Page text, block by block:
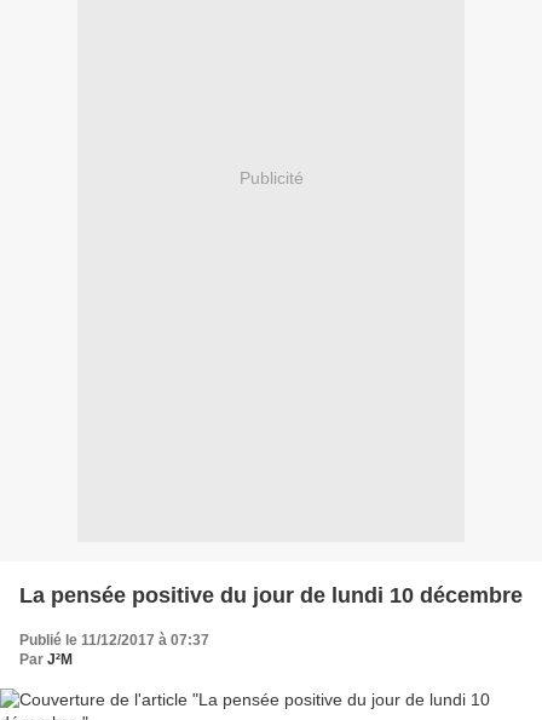
Publicité
La pensée positive du jour de lundi 10 décembre
Publié le 11/12/2017 à 07:37
Par J²M